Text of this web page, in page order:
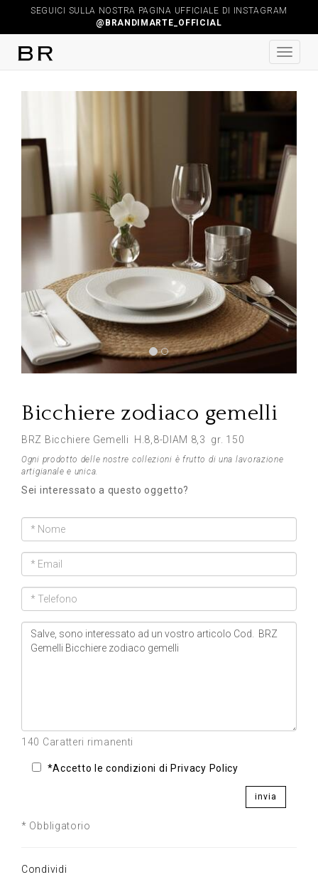
SEGUICI SULLA NOSTRA PAGINA UFFICIALE DI INSTAGRAM
@BRANDIMARTE_OFFICIAL
Bicchiere zodiaco gemelli
BRZ Bicchiere Gemelli H.8,8-DIAM 8,3 gr. 150
Ogni prodotto delle nostre collezioni è frutto di una lavorazione
artigianale e unica.
Sei interessato a questo oggetto?
140 Caratteri rimanenti
*Accetto le condizioni di Privacy Policy
invia
* Obbligatorio
Condividi